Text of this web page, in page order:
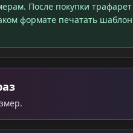
После покупки
формате печатать